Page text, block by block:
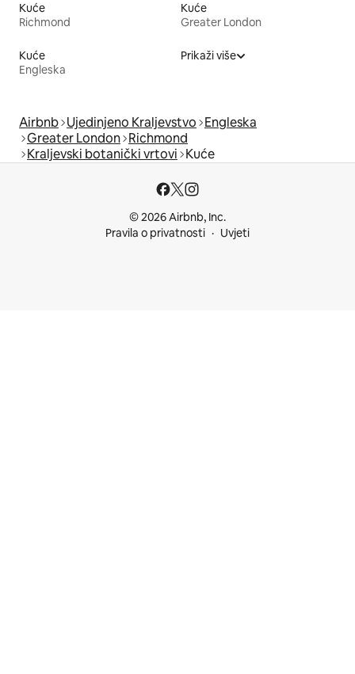
Kuće
Richmond
Kuće
Greater London
Kuće
Engleska
Prikaži više
Airbnb Ujedinjeno Kraljevstvo Engleska
Greater London Richmond
Kraljevski botanički vrtovi Kuće
© 2026 Airbnb, Inc.
Pravila o privatnosti
Uvjeti